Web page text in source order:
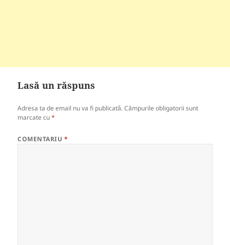
Lasă un răspuns
Adresa ta de email nu va fi publicată. Câmpurile obligatorii sunt
marcate cu*
COMENTARIU *